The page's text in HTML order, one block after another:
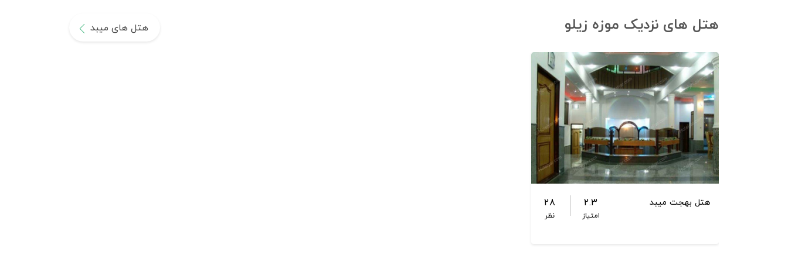
هتل های نزدیک موزه‌ زیلو هتل های میبد
هتل بهجت میبد 2.3
امتیاز
28
نظر